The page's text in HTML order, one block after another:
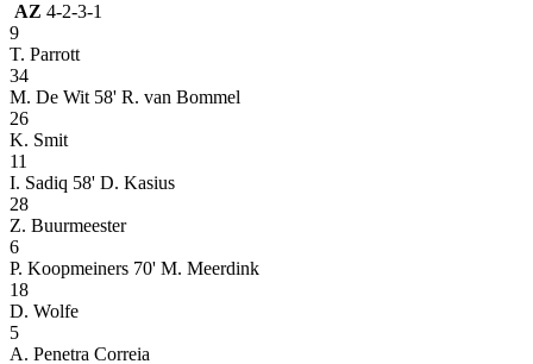
AZ 4-2-3-1
9
T. Parrott
34
M. De Wit 58' R. van Bommel
26
K. Smit
11
I. Sadiq 58' D. Kasius
28
Z. Buurmeester
6
P. Koopmeiners 70' M. Meerdink
18
D. Wolfe
5
A. Penetra Correia